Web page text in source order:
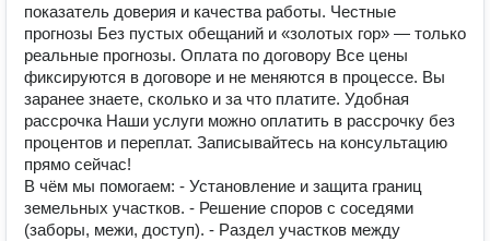
показатель доверия и качества работы. Честные
прогнозы Без пустых обещаний и «золотых гор» — только
реальные прогнозы. Оплата по договору Все цены
фиксируются в договоре и не меняются в процессе. Вы
заранее знаете, сколько и за что платите. Удобная
рассрочка Наши услуги можно оплатить в рассрочку без
процентов и переплат. Записывайтесь на консультацию
прямо сейчас!
В чём мы помогаем: - Установление и защита границ
земельных участков. - Решение споров с соседями
(заборы, межи, доступ). - Раздел участков между